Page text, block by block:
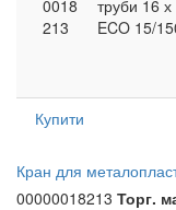
0018
213
труби 16
ECO 15/
Купити
Кран для
00000018213 Торг.